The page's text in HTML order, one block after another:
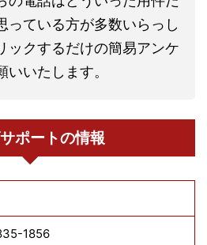
っている方が多数いらっし
ックするだけの簡易アンケ
いたします。
ポートの情報
1856